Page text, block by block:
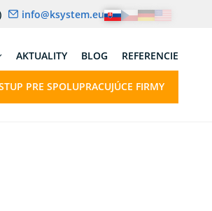
info@ksystem.eu
AKTUALITY BLOG REFERENCIE
PRE SPOLUPRACUJÚCE FIRMY